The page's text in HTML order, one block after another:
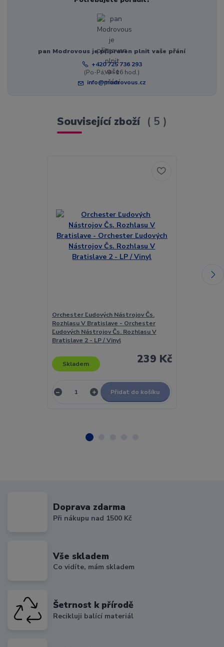
pan Modrovous je připraven plnit vaše přání
+420 725 736 293
(Po-Pá, 8 - 16 hod.)
info@modrovous.cz
Související zboží 5
Orchester Ľudových Nástrojov Čs.
Rozhlasu V Bratislave - Orchester
Ľudových Nástrojov Čs. Rozhlasu V
Bratislave 2 - LP / Vinyl
239 Kč
Skladem
Přidat do košíku
Doprava zdarma
Při nákupu nad 1500 Kč
Vše skladem
Co vidíte, mám skladem
Šetrnost k přírodě
Recikluji balící materiál